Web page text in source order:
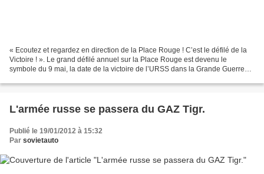
« Ecoutez et regardez en direction de la Place Rouge ! C’est le défilé de la
Victoire ! ». Le grand défilé annuel sur la Place Rouge est devenu le
symbole du 9 mai, la date de la victoire de l’URSS dans la Grande Guerre
L'armée russe se passera du GAZ Tigr.
Publié le 19/01/2012 à 15:32
Par sovietauto